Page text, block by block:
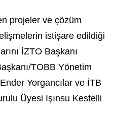
projeler ve çözüm
istişare edildiği
İZTO Başkanı
TOBB Yönetim
Yorgancılar ve İTB
Üyesi Işınsu Kestelli